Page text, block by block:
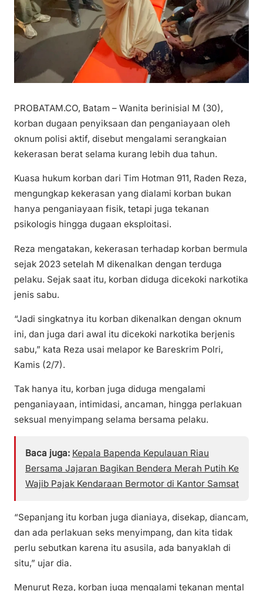
PROBATAM.CO, Batam – Wanita berinisial M (30),
korban dugaan penyiksaan dan penganiayaan oleh
oknum polisi aktif, disebut mengalami serangkaian
kekerasan berat selama kurang lebih dua tahun.
Kuasa hukum korban dari Tim Hotman 911, Raden Reza,
mengungkap kekerasan yang dialami korban bukan
hanya penganiayaan fisik, tetapi juga tekanan
psikologis hingga dugaan eksploitasi.
Reza mengatakan, kekerasan terhadap korban bermula
sejak 2023 setelah M dikenalkan dengan terduga
pelaku. Sejak saat itu, korban diduga dicekoki narkotika
jenis sabu.
“Jadi singkatnya itu korban dikenalkan dengan oknum
ini, dan juga dari awal itu dicekoki narkotika berjenis
sabu,” kata Reza usai melapor ke Bareskrim Polri,
Kamis (2/7).
Tak hanya itu, korban juga diduga mengalami
penganiayaan, intimidasi, ancaman, hingga perlakuan
seksual menyimpang selama bersama pelaku.
Baca juga: Kepala Bapenda Kepulauan Riau
Bersama Jajaran Bagikan Bendera Merah Putih Ke
Wajib Pajak Kendaraan Bermotor di Kantor Samsat
“Sepanjang itu korban juga dianiaya, disekap, diancam,
dan ada perlakuan seks menyimpang, dan kita tidak
perlu sebutkan karena itu asusila, ada banyaklah di
situ,” ujar dia.
Menurut Reza, korban juga mengalami tekanan mental